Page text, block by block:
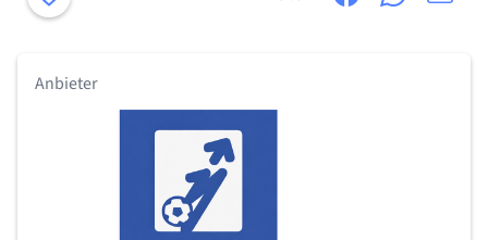
Anbieter